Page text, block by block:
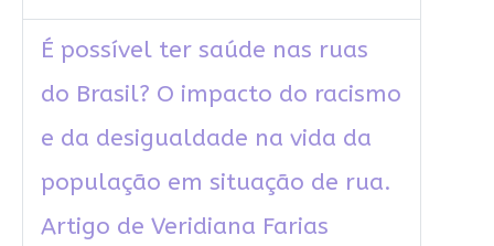
É possível ter saúde nas ruas
do Brasil? O impacto do racismo
e da desigualdade na vida da
população em situação de rua.
Artigo de Veridiana Farias